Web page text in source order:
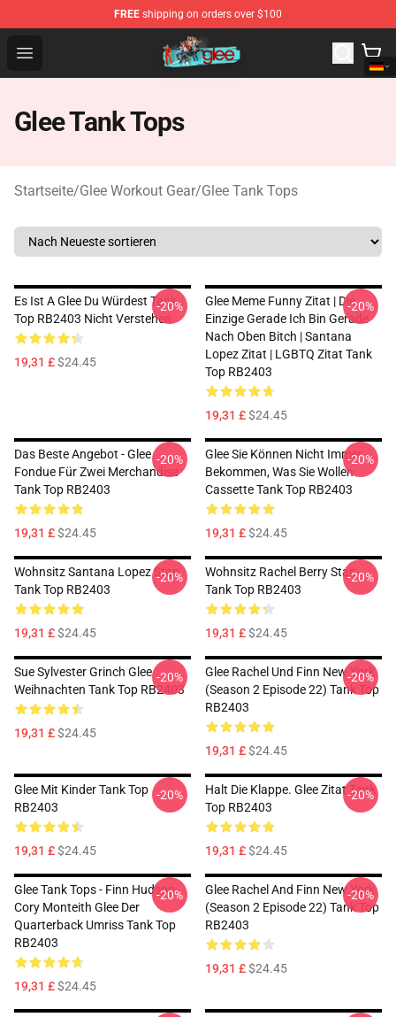
FREE shipping on orders over $100
Open menu
Glee Store - Official Glee Merchandise Shop
Glee Tank Tops
Startseite/Glee Workout Gear/Glee Tank Tops
Es Ist A Glee Du Würdest Tank
Top RB2403 Nicht Verstehen
19,31 £$24.45
-20%
Glee Meme Funny Zitat | Die
Einzige Gerade Ich Bin Gerade
Nach Oben Bitch | Santana
Lopez Zitat | LGBTQ Zitat Tank
Top RB2403
19,31 £$24.45
-20%
Das Beste Angebot - Glee
Fondue Für Zwei Merchandise
Tank Top RB2403
19,31 £$24.45
-20%
Glee Sie Können Nicht Immer
Bekommen, Was Sie Wollen
Cassette Tank Top RB2403
19,31 £$24.45
-20%
Wohnsitz Santana Lopez Stan
Tank Top RB2403
19,31 £$24.45
-20%
Wohnsitz Rachel Berry Stan
Tank Top RB2403
19,31 £$24.45
-20%
Sue Sylvester Grinch Glee
Weihnachten Tank Top RB2403
19,31 £$24.45
-20%
Glee Rachel Und Finn New York
(Season 2 Episode 22) Tank Top
RB2403
19,31 £$24.45
-20%
Glee Mit Kinder Tank Top
RB2403
19,31 £$24.45
-20%
Halt Die Klappe. Glee Zitat Tank
Top RB2403
19,31 £$24.45
-20%
Glee Tank Tops - Finn Hudson
Cory Monteith Glee Der
Quarterback Umriss Tank Top
RB2403
19,31 £$24.45
-20%
Glee Rachel And Finn New York
(Season 2 Episode 22) Tank Top
RB2403
19,31 £$24.45
-20%